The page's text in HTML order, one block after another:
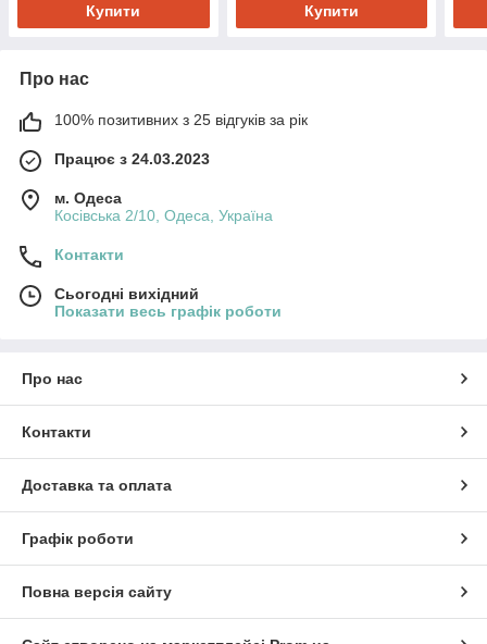
Купити Купити
Про нас
100% позитивних з 25 відгуків за рік
Працює з 24.03.2023
м. Одеса
Косівська 2/10, Одеса, Україна
Контакти
Сьогодні вихідний
Показати весь графік роботи
Про нас
Контакти
Доставка та оплата
Графік роботи
Повна версія сайту